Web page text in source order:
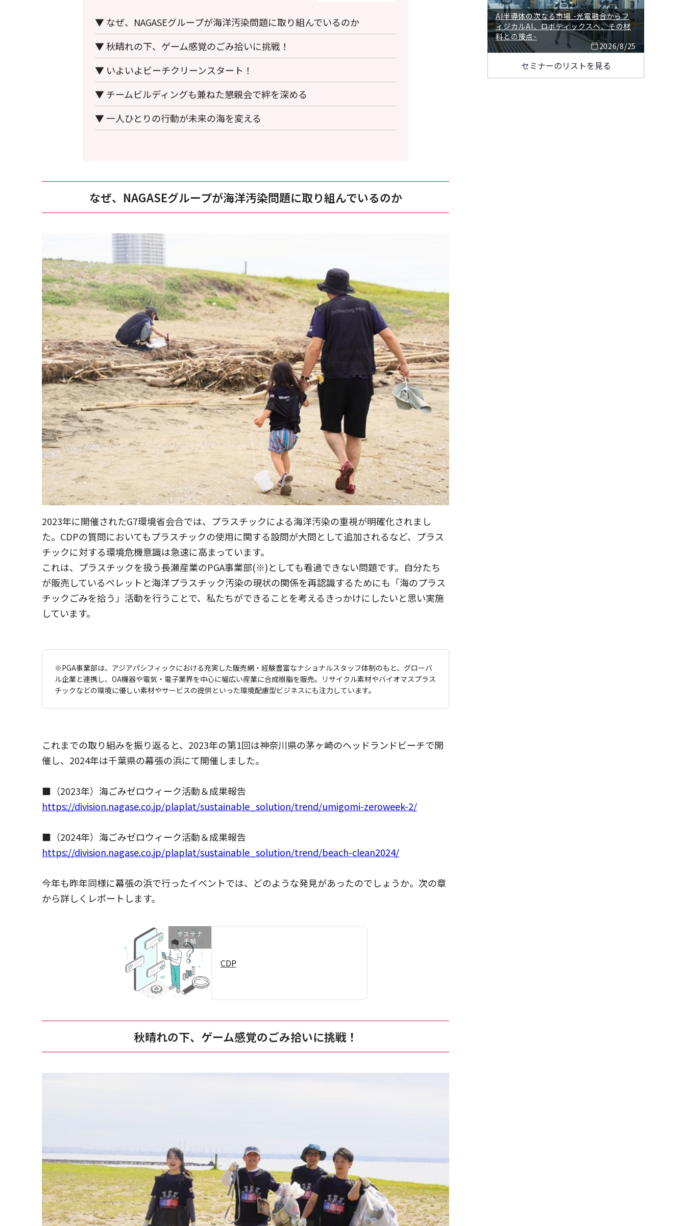
▼ なぜ、NAGASEグループが海洋汚染問題に取り組んでいるのか
▼ 秋晴れの下、ゲーム感覚のごみ拾いに挑戦！
▼ いよいよビーチクリーンスタート！
▼ チームビルディングも兼ねた懇親会で絆を深める
▼ 一人ひとりの行動が未来の海を変える
なぜ、NAGASEグループが海洋汚染問題に取り組んでいるのか
2023年に開催されたG7環境省会合では、プラスチックによる海洋汚染の重視が明確化されまし
た。CDPの質問においてもプラスチックの使用に関する設問が大問として追加されるなど、プラス
チックに対する環境危機意識は急速に高まっています。
これは、プラスチックを扱う長瀬産業のPGA事業部(※)としても看過できない問題です。自分たち
が販売しているペレットと海洋プラスチック汚染の現状の関係を再認識するためにも「海のプラス
チックごみを拾う」活動を行うことで、私たちができることを考えるきっかけにしたいと思い実施
しています。
※PGA事業部は、アジアパシフィックにおける充実した販売網・経験豊富なナショナルスタッフ体制のもと、グローバ
ル企業と連携し、OA機器や電気・電子業界を中心に幅広い産業に合成樹脂を販売。リサイクル素材やバイオマスプラス
チックなどの環境に優しい素材やサービスの提供といった環境配慮型ビジネスにも注力しています。
これまでの取り組みを振り返ると、2023年の第1回は神奈川県の茅ヶ崎のヘッドランドビーチで開
催し、2024年は千葉県の幕張の浜にて開催しました。
■（2023年）海ごみゼロウィーク活動＆成果報告
https://division.nagase.co.jp/plaplat/sustainable_solution/trend/umigomi-zeroweek-2/
■（2024年）海ごみゼロウィーク活動＆成果報告
https://division.nagase.co.jp/plaplat/sustainable_solution/trend/beach-clean2024/
今年も昨年同様に幕張の浜で行ったイベントでは、どのような発見があったのでしょうか。次の章
から詳しくレポートします。
サステナ
手帖
CDP
秋晴れの下、ゲーム感覚のごみ拾いに挑戦！
AI半導体の次なる市場 -光電融合からフ
ィジカルAI、ロボティックスへ、その材
料との接点-
2026/8/25
セミナーのリストを見る